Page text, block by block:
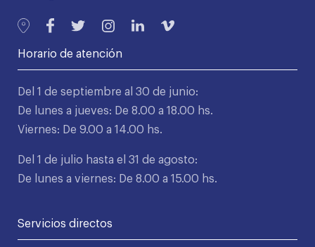
Horario de atención
Del 1 de septiembre al 30 de junio:
De lunes a jueves: De 8.00 a 18.00 hs.
Viernes: De 9.00 a 14.00 hs.
Del 1 de julio hasta el 31 de agosto:
De lunes a viernes: De 8.00 a 15.00 hs.
Servicios directos